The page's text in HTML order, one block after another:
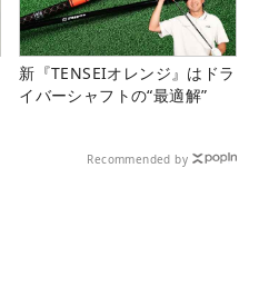
新『TENSEIオレンジ』はドラ
イバーシャフトの“最適解”
Recommended by